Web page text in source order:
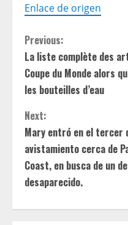
Enlace de origen
C
o
n
t
i
n
Previous:
La liste complète des
Coupe du Monde alors
les bouteilles d’eau
Next:
Mary entró en el tercer
avistamiento cerca de
Coast, en busca de un
desaparecido.